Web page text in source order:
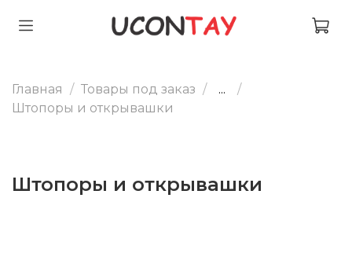
Главная Товары под заказ
...
Штопоры и открывашки
Штопоры и открывашки